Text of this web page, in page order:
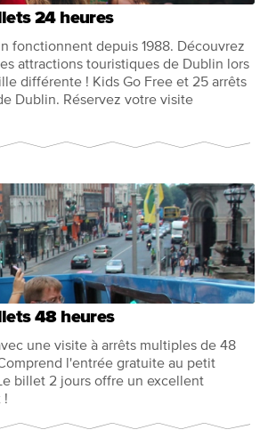
24 heures
fonctionnent depuis 1988. Découvrez
attractions touristiques de Dublin lors
différente ! Kids Go Free et 25 arrêts
Dublin. Réservez votre visite
48 heures
une visite à arrêts multiples de 48
l'entrée gratuite au petit
billet 2 jours offre un excellent
!